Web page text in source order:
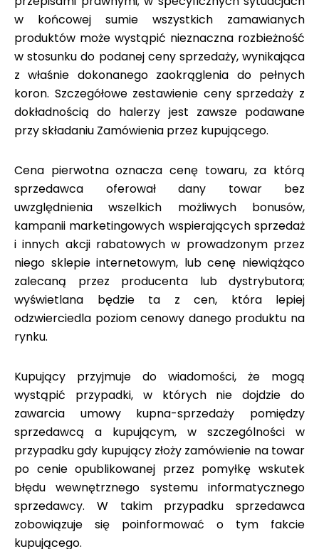
w końcowej sumie wszystkich zamawianych
produktów może wystąpić nieznaczna rozbieżność
w stosunku do podanej ceny sprzedaży, wynikająca
z właśnie dokonanego zaokrąglenia do pełnych
koron. Szczegółowe zestawienie ceny sprzedaży z
dokładnością do halerzy jest zawsze podawane
przy składaniu Zamówienia przez kupującego.
Cena pierwotna oznacza cenę towaru, za którą
sprzedawca oferował dany towar bez
uwzględnienia wszelkich możliwych bonusów,
kampanii marketingowych wspierających sprzedaż
i innych akcji rabatowych w prowadzonym przez
niego sklepie internetowym, lub cenę niewiążąco
zalecaną przez producenta lub dystrybutora;
wyświetlana będzie ta z cen, która lepiej
odzwierciedla poziom cenowy danego produktu na
rynku.
Kupujący przyjmuje do wiadomości, że mogą
wystąpić przypadki, w których nie dojdzie do
zawarcia umowy kupna-sprzedaży pomiędzy
sprzedawcą a kupującym, w szczególności w
przypadku gdy kupujący złoży zamówienie na towar
po cenie opublikowanej przez pomyłkę wskutek
błędu wewnętrznego systemu informatycznego
sprzedawcy. W takim przypadku sprzedawca
zobowiązuje się poinformować o tym fakcie
kupującego.